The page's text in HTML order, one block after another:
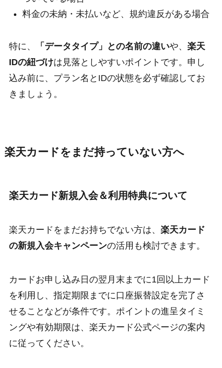
料金の未納・未払いなど、規約違反がある場合
特に、 「データタイプ」との名前の違いや、 楽天
IDの紐づけは見落としやすいポイントです。申し
込み前に、プラン名とIDの状態を必ず確認してお
きましょう。
楽天カードをまだ持っていない方へ
楽天カード新規入会＆利用特典について
楽天カードをまだお持ちでない方は、 楽天カード
の新規入会キャンペーンの活用も検討できます。
カードお申し込み日の翌月末までに1回以上カード
を利用し、指定期限までに口座振替設定を完了さ
せることなどが条件です。ポイントの進呈タイミ
ングや有効期限は、楽天カード公式ページの案内
に従ってください。